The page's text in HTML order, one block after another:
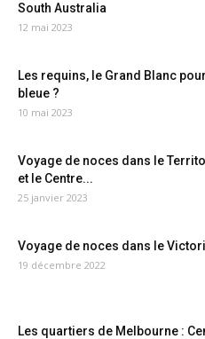
South Australia
12 mai 2023
Les requins, le Grand Blanc
bleue ?
10 mai 2023
Voyage de noces dans le
et le Centre...
25 janvier 2023
Voyage de noces dans le
19 décembre 2022
Les quartiers de Melbourne :